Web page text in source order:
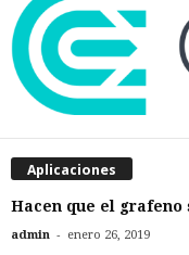
Aplicaciones
Hacen que el
admin - enero 26, 2019